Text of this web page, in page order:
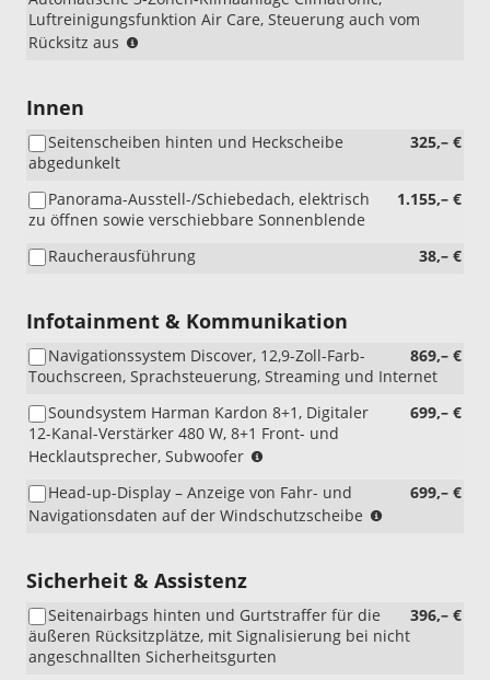
mit
Luftreinigungsfunktion Air Care, Steuerung auch vom
Rücksitz aus
Innen
325,– €
Seitenscheiben hinten und Heckscheibe
abgedunkelt
1.155,– €
Panorama-Ausstell-/Schiebedach, elektrisch
zu öffnen sowie verschiebbare Sonnenblende
38,– €
Raucherausführung
Infotainment & Kommunikation
869,– €
Navigationssystem Discover, 12,9-Zoll-Farb-
Touchscreen, Sprachsteuerung, Streaming und Internet
699,– €
Soundsystem Harman Kardon 8+1, Digitaler
12-Kanal-Verstärker 480 W, 8+1 Front- und
Hecklautsprecher, Subwoofer
mit
RBB
699,– €
Head-up-Display – Anzeige von Fahr- und
Navigationsdaten auf der Windschutzscheibe
RDA)
Sicherheit & Assistenz
396,– €
Seitenairbags hinten und Gurtstraffer für die
äußeren Rücksitzplätze, mit Signalisierung bei nicht
angeschnallten Sicherheitsgurten